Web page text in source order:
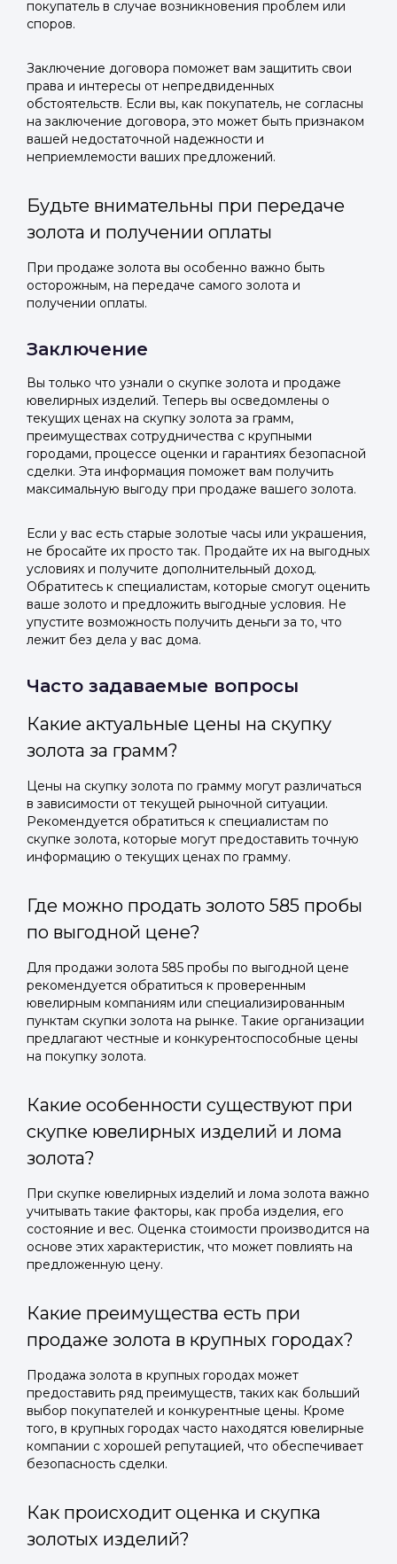
покупатель в случае возникновения проблем или
споров.
Заключение договора поможет вам защитить свои
права и интересы от непредвиденных
обстоятельств. Если вы, как покупатель, не согласны
на заключение договора, это может быть признаком
вашей недостаточной надежности и
неприемлемости ваших предложений.
Будьте внимательны при передаче
золота и получении оплаты
При продаже золота вы особенно важно быть
осторожным, на передаче самого золота и
получении оплаты.
Заключение
Вы только что узнали о скупке золота и продаже
ювелирных изделий. Теперь вы осведомлены о
текущих ценах на скупку золота за грамм,
преимуществах сотрудничества с крупными
городами, процессе оценки и гарантиях безопасной
сделки. Эта информация поможет вам получить
максимальную выгоду при продаже вашего золота.
Если у вас есть старые золотые часы или украшения,
не бросайте их просто так. Продайте их на выгодных
условиях и получите дополнительный доход.
Обратитесь к специалистам, которые смогут оценить
ваше золото и предложить выгодные условия. Не
упустите возможность получить деньги за то, что
лежит без дела у вас дома.
Часто задаваемые вопросы
Какие актуальные цены на скупку
золота за грамм?
Цены на скупку золота по грамму могут различаться
в зависимости от текущей рыночной ситуации.
Рекомендуется обратиться к специалистам по
скупке золота, которые могут предоставить точную
информацию о текущих ценах по грамму.
Где можно продать золото 585 пробы
по выгодной цене?
Для продажи золота 585 пробы по выгодной цене
рекомендуется обратиться к проверенным
ювелирным компаниям или специализированным
пунктам скупки золота на рынке. Такие организации
предлагают честные и конкурентоспособные цены
на покупку золота.
Какие особенности существуют при
скупке ювелирных изделий и лома
золота?
При скупке ювелирных изделий и лома золота важно
учитывать такие факторы, как проба изделия, его
состояние и вес. Оценка стоимости производится на
основе этих характеристик, что может повлиять на
предложенную цену.
Какие преимущества есть при
продаже золота в крупных городах?
Продажа золота в крупных городах может
предоставить ряд преимуществ, таких как больший
выбор покупателей и конкурентные цены. Кроме
того, в крупных городах часто находятся ювелирные
компании с хорошей репутацией, что обеспечивает
безопасность сделки.
Как происходит оценка и скупка
золотых изделий?